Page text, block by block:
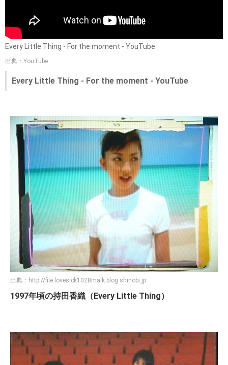
Every Little Thing - For the moment - YouTube
出典：YouTube
Every Little Thing - For the moment - YouTube
出典： http://file.lovesick1028maik.blog.shinobi.jp
1997年頃の持田香織（Every Little Thing）